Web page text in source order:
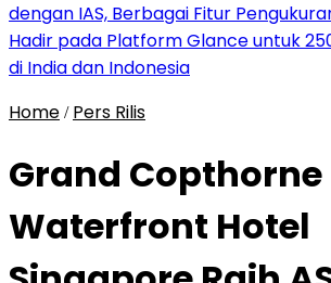
dengan IAS, Berbagai Fitur
Hadir pada Platform Glance untuk
di India dan Indonesia
Home / Pers Rilis
Grand Copthorne
Waterfront Hotel